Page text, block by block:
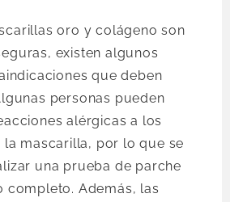
oro y colágeno son
existen algunos
que deben
personas pueden
alérgicas a los
la mascarilla, por lo que se
una prueba de parche
completo. Además, las